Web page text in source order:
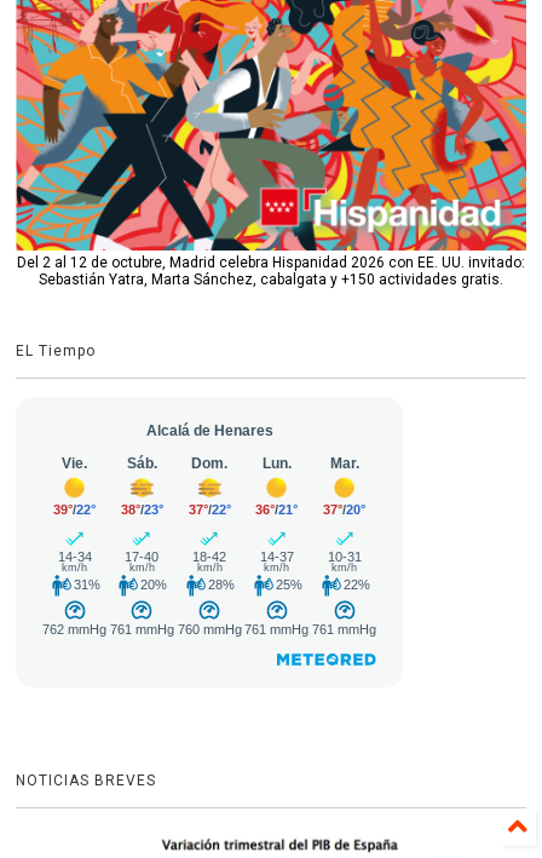
Del 2 al 12 de octubre, Madrid celebra Hispanidad 2026 con EE. UU. invitado:
Sebastián Yatra, Marta Sánchez, cabalgata y +150 actividades gratis.
EL Tiempo
NOTICIAS BREVES